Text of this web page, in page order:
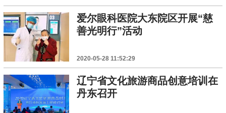
爱尔眼科医院大东院区开展“慈
善光明行”活动
2020-05-28 11:52:29
辽宁省文化旅游商品创意培训在
丹东召开